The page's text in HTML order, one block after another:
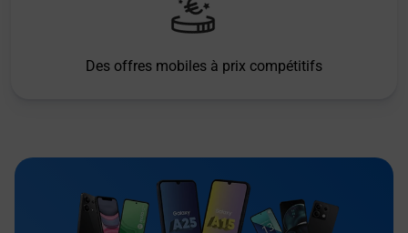
Des offres mobiles à prix compétitifs